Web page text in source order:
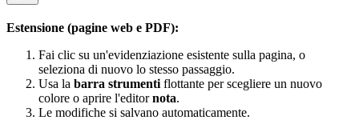
Estensione (pagine web e PDF):
Fai clic su un'evidenziazione esistente sulla pagina, o
seleziona di nuovo lo stesso passaggio.
Usa la barra strumenti flottante per scegliere un nuovo
colore o aprire l'editornota.
Le modifiche si salvano automaticamente.